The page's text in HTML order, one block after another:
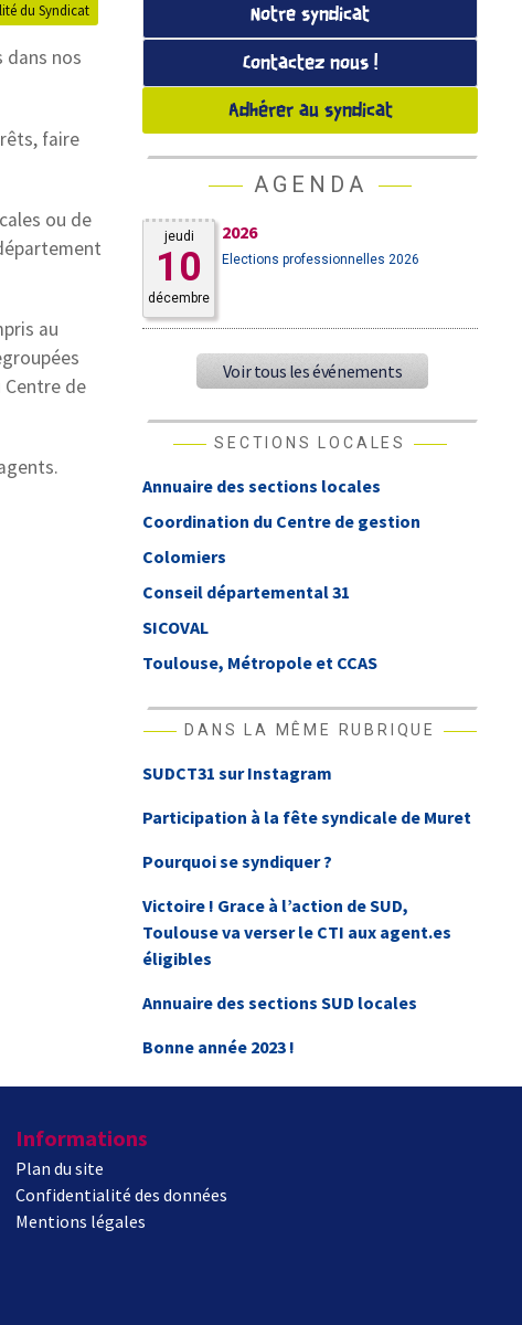
du Syndicat
dans nos
faire
ou de
au
de
Notre syndicat
Contactez nous !
Adhérer au syndicat
AGENDA
jeudi
10
décembre
2026
Elections professionnelles 2026
Voir tous les événements
SECTIONS LOCALES
Annuaire des sections locales
Coordination du Centre de gestion
Colomiers
Conseil départemental 31
SICOVAL
Toulouse, Métropole et CCAS
DANS LA MÊME RUBRIQUE
SUDCT31 sur Instagram
Participation à la fête syndicale de Muret
Pourquoi se syndiquer ?
Victoire ! Grace à l’action de SUD,
Toulouse va verser le CTI aux agent.es
éligibles
Annuaire des sections SUD locales
Bonne année 2023 !
Informations
Plan du site
Confidentialité des données
Mentions légales